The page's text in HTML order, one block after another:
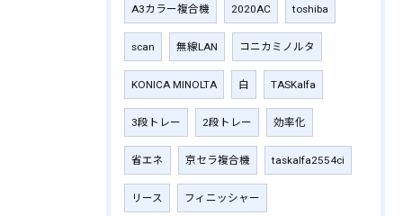
A3カラー複合機 2020AC toshiba
scan 無線LAN コニカミノルタ
KONICA MINOLTA 白 TASKalfa
3段トレー 2段トレー 効率化
省エネ 京セラ複合機 taskalfa2554ci
リース フィニッシャー